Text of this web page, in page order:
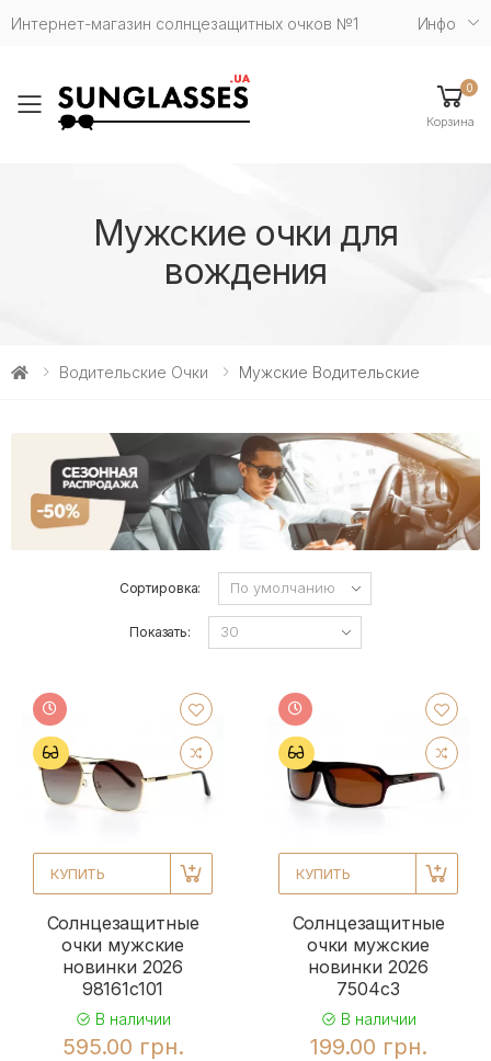
Интернет-магазин солнцезащитных очков №1 Инфо
Toggle mobile menu
0
Корзина
Мужские очки для
вождения
Водительские Очки Мужские Водительские
Сортировка:
Показать:
КУПИТЬ
Солнцезащитные
очки мужские
новинки 2026
98161c101
В наличии
595.00 грн.
КУПИТЬ
Солнцезащитные
очки мужские
новинки 2026
7504c3
В наличии
199.00 грн.